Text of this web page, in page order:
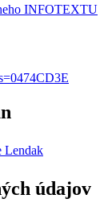
INFOTEXTU
údajov